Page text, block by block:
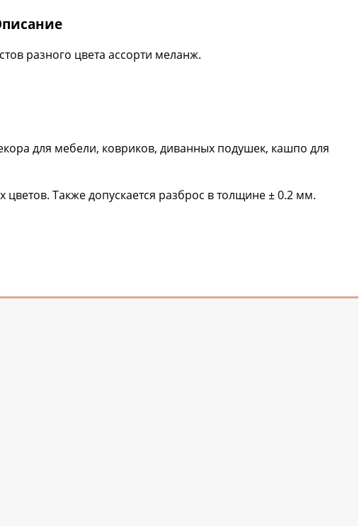
разного цвета ассорти меланж.
для мебели, ковриков, диванных подушек, кашпо для
Также допускается разброс в толщине ± 0.2 мм.